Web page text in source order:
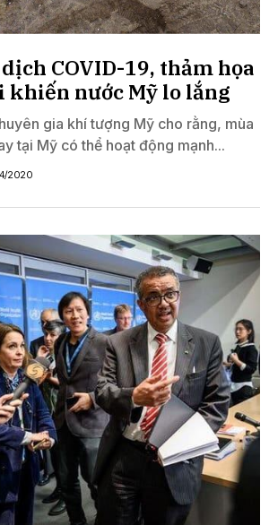
COVID-19, thảm họa
khiến nước Mỹ lo lắng
gia khí tượng Mỹ cho rằng, mùa
tại Mỹ có thể hoạt động mạnh...
2020